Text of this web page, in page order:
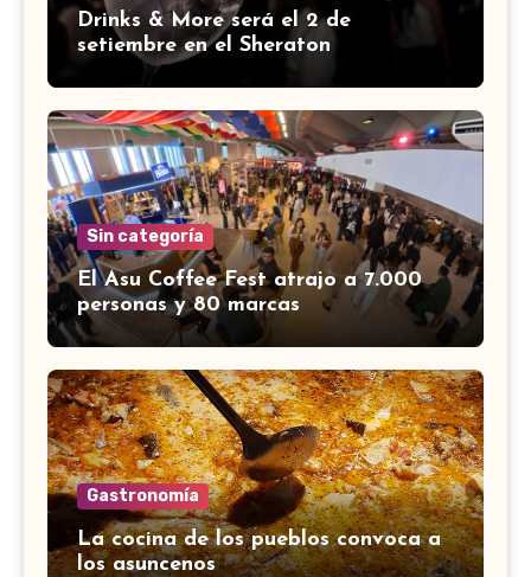
Drinks & More será el 2 de
setiembre en el Sheraton
Sin categoría
El Asu Coffee Fest atrajo a 7.000
personas y 80 marcas
Gastronomía
La cocina de los pueblos convoca a
los asuncenos